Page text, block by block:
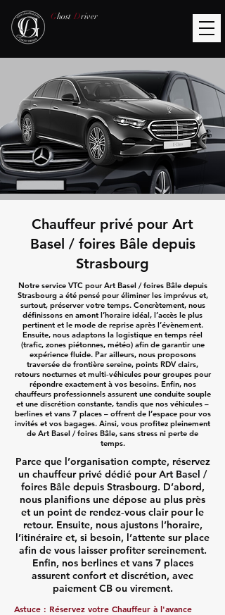
Ghost Driver
Chauffeur privé pour Art
Basel / foires Bâle depuis
Strasbourg
Notre service VTC pour Art Basel / foires Bâle depuis
Strasbourg a été pensé pour éliminer les imprévus et,
surtout, préserver votre temps. Concrètement, nous
définissons en amont l’horaire idéal, l’accès le plus
pertinent et le mode de reprise après l’évènement.
Ensuite, nous adaptons la logistique en temps réel
(trafic, zones piétonnes, météo) afin de garantir une
expérience fluide. Par ailleurs, nous proposons
traversée de frontière sereine, points RDV clairs,
retours nocturnes et multi‑véhicules pour groupes pour
répondre exactement à vos besoins. Enfin, nos
chauffeurs professionnels assurent une conduite souple
et une discrétion constante, tandis que nos véhicules –
berlines et vans 7 places – offrent de l’espace pour vos
invités et vos bagages. Ainsi, vous profitez pleinement
de Art Basel / foires Bâle, sans stress ni perte de
temps.
Parce que l’organisation compte, réservez
un chauffeur privé dédié pour Art Basel /
foires Bâle depuis Strasbourg. D’abord,
nous planifions une dépose au plus près
et un point de rendez‑vous clair pour le
retour. Ensuite, nous ajustons l’horaire,
l’itinéraire et, si besoin, l’attente sur place
afin de vous laisser profiter sereinement.
Enfin, nos berlines et vans 7 places
assurent confort et discrétion, avec
paiement CB ou virement.
Astuce : Réservez votre Chauffeur à l'avance